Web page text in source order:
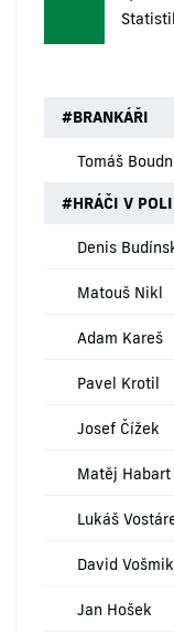
#BRANKÁŘI
Tomáš
#HRÁČI V POLI
Denis
Matouš Nikl
Adam Kareš
Pavel Krotil
Josef Čížek
Matěj Habart
Lukáš
David Vošmik
Jan Hošek